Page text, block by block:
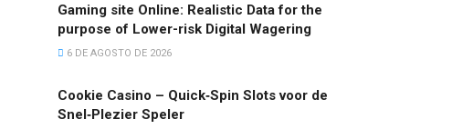
Gaming site Online: Realistic Data for the
purpose of Lower-risk Digital Wagering
6 DE AGOSTO DE 2026
Cookie Casino – Quick‑Spin Slots voor de
Snel‑Plezier Speler